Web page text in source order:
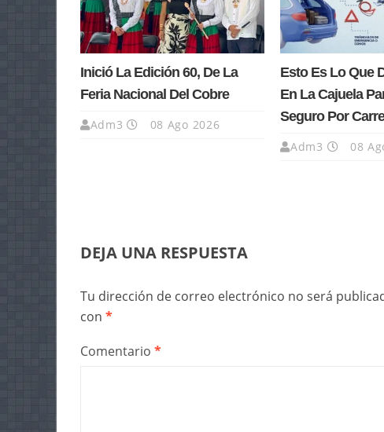
Inició La Edición 60, De La
Feria Nacional Del Cobre
Adm3 08 Ago 2026
Esto Es Lo Que
En La Cajuela
Seguro Por
Adm3 08
DEJA UNA RESPUESTA
Tu dirección de correo electrónico no será
con *
Comentario *